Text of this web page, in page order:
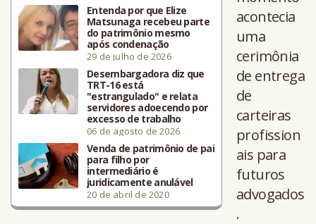
Entenda por que Elize
Matsunaga recebeu parte
do patrimônio mesmo
após condenação
29 de julho de 2026
Desembargadora diz que
TRT-16 está
"estrangulado" e relata
servidores adoecendo por
excesso de trabalho
06 de agosto de 2026
Venda de patrimônio de pai
para filho por
intermediário é
juridicamente anulável
20 de abril de 2020
acontecia
uma
cerimônia
de entrega
de
carteiras
profission
ais para
futuros
advogados
.